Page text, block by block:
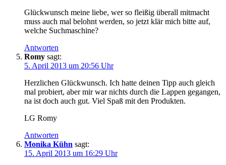
Glückwunsch meine liebe, wer so fleißig überall mitmacht
muss auch mal belohnt werden, so jetzt klär mich bitte auf,
welche Suchmaschine?
Antworten
Romy sagt:
5. April 2013 um 20:56 Uhr
Herzlichen Glückwunsch. Ich hatte deinen Tipp auch gleich
mal probiert, aber mir war nichts durch die Lappen gegangen,
na ist doch auch gut. Viel Spaß mit den Produkten.
LG Romy
Antworten
Monika Kühn sagt:
15. April 2013 um 16:29 Uhr